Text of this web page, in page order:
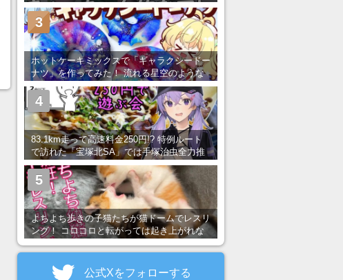
みた
ホットケーキミックスで「ギャラクシードー
ナツ」を作ってみた！ 流れる星空のような
レンチン・レシピを紹介
3
83.1km走って高速料金250円!? 特例ルート
で訪れた「宝塚北SA」では手塚治虫全力推
し＆関西グルメが楽しめる！
4
よちよち歩きの子猫たちが猫ドームでレスリ
ング！ コロコロと転がっては起き上がれな
い姿が可愛すぎる
5
公式Xをフォローする